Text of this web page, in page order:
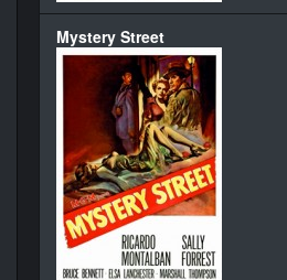
Mystery Street